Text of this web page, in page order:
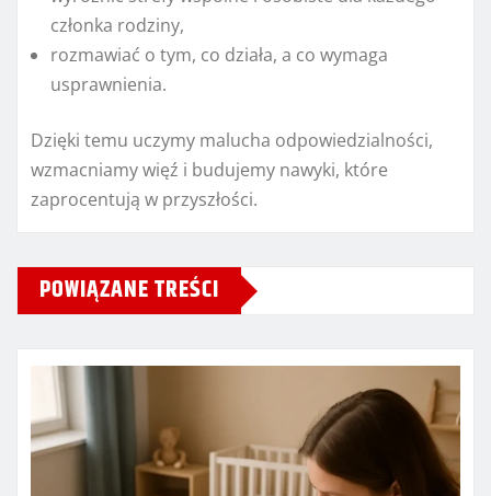
członka rodziny,
rozmawiać o tym, co działa, a co wymaga
usprawnienia.
Dzięki temu uczymy malucha odpowiedzialności,
wzmacniamy więź i budujemy nawyki, które
zaprocentują w przyszłości.
POWIĄZANE TREŚCI